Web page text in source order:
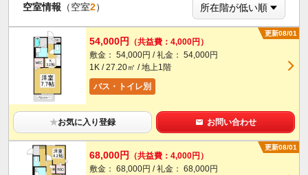
空室情報 （空室2）
更新08/01
54,000円
（共益費：4,000円）
敷金： 54,000円 / 礼金： 54,000円
1K / 27.20㎡ / 地上1階
バス・トイレ別
★お気に入り登録 お問い合わせ
更新08/01
68,000円
（共益費：4,000円）
敷金： 68,000円 / 礼金： 68,000円